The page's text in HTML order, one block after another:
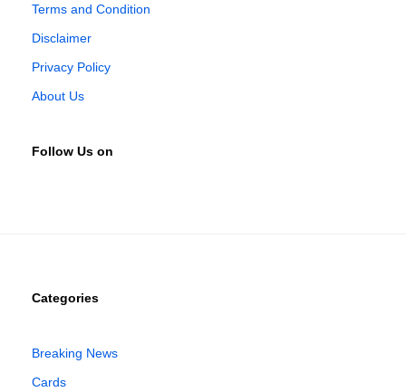
Terms and Condition
Disclaimer
Privacy Policy
About Us
Follow Us on
Categories
Breaking News
Cards